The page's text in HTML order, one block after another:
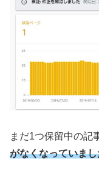
まだ1つ保留中の記
がなくなっていま